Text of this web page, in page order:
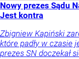
Nowy prezes Sądu
Jest kontra
Zbigniew Kapiński
które padły w czasie
prezes SN doczekał